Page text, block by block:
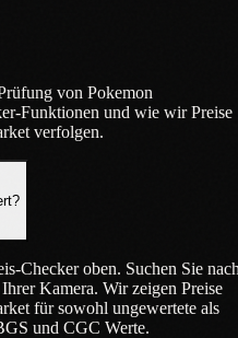
von Pokemon
Funktionen und wie wir Preise
verfolgen.
Checker oben. Suchen Sie
Kamera. Wir zeigen Preise
für sowohl ungewertete als
und CGC Werte.